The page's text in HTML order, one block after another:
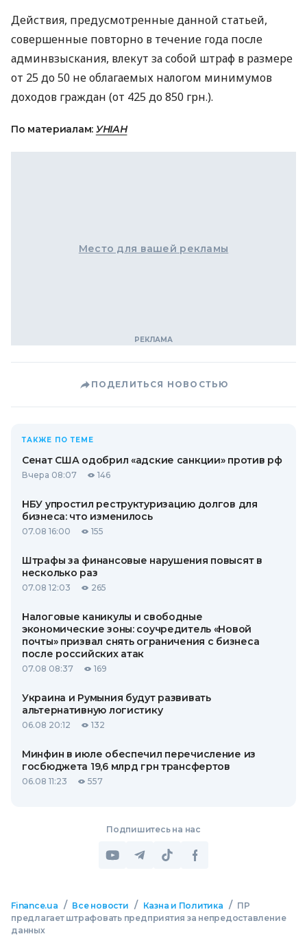
Действия, предусмотренные данной статьей,
совершенные повторно в течение года после
админвзыскания, влекут за собой штраф в размере
от 25 до 50 не облагаемых налогом минимумов
доходов граждан (от 425 до 850 грн.).
По материалам: УНІАН
Место для вашей рекламы
ПОДЕЛИТЬСЯ НОВОСТЬЮ
ТАКЖЕ ПО ТЕМЕ
Сенат США одобрил «адские санкции» против рф
Вчера 08:07 146
НБУ упростил реструктуризацию долгов для
бизнеса: что изменилось
07.08 16:00 155
Штрафы за финансовые нарушения повысят в
несколько раз
07.08 12:03 265
Налоговые каникулы и свободные
экономические зоны: соучредитель «Новой
почты» призвал снять ограничения с бизнеса
после российских атак
07.08 08:37 169
Украина и Румыния будут развивать
альтернативную логистику
06.08 20:12 132
Минфин в июле обеспечил перечисление из
госбюджета 19,6 млрд грн трансфертов
06.08 11:23 557
Подпишитесь на нас
Finance.ua / Все новости / Казна и Политика / ПР
предлагает штрафовать предприятия за непредоставление
данных